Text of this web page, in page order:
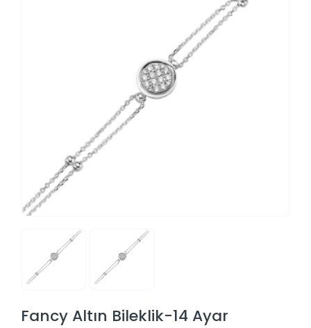
Fancy Altın Bileklik-14 Ayar